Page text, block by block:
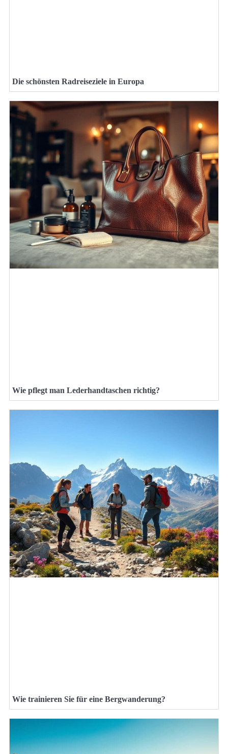
Die schönsten Radreiseziele in Europa
Wie pflegt man Lederhandtaschen richtig?
Wie trainieren Sie für eine Bergwanderung?